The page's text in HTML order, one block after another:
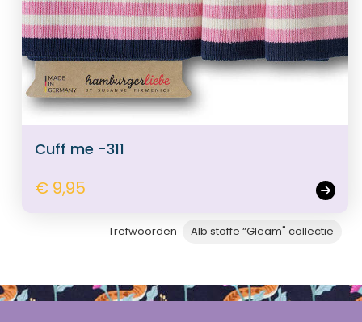
Cuff me -311
€ 9,95
Trefwoorden Alb stoffe “Gleam" collectie